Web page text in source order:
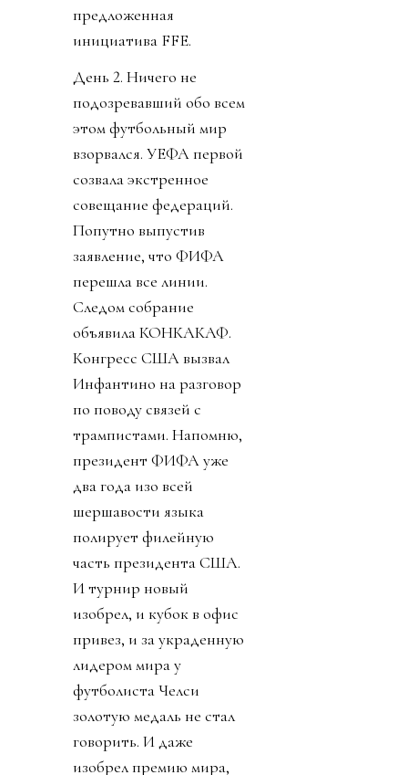
предложенная
инициатива FFE.
День 2. Ничего не
подозревавший обо всем
этом футбольный мир
взорвался. УЕФА первой
созвала экстренное
совещание федераций.
Попутно выпустив
заявление, что ФИФА
перешла все линии.
Следом собрание
объявила КОНКАКАФ.
Конгресс США вызвал
Инфантино на разговор
по поводу связей с
трампистами. Напомню,
президент ФИФА уже
два года изо всей
шершавости языка
полирует филейную
часть президента США.
И турнир новый
изобрел, и кубок в офис
привез, и за украденную
лидером мира у
футболиста Челси
золотую медаль не стал
говорить. И даже
изобрел премию мира,